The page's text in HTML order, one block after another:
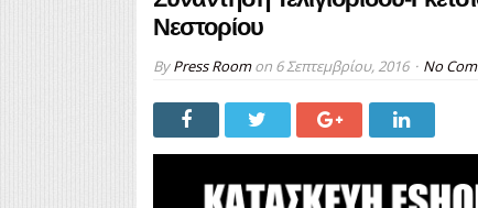
Νεστορίου
ByPress Roomon 6 Σεπτεμβρίου, 2016 No